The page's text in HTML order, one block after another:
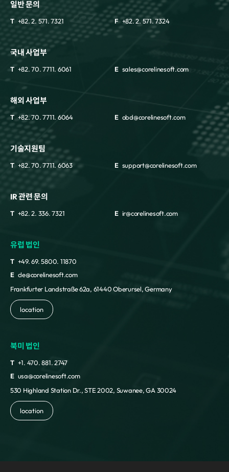
일반 문의
T +82. 2. 571. 7321 F +82. 2. 571. 7324
국내 사업부
T +82. 70. 7711. 6061 E sales@corelinesoft.com
해외 사업부
T +82. 70. 7711. 6064 E obd@corelinesoft.com
기술지원팀
T +82. 70. 7711. 6063 E support@corelinesoft.com
IR 관련 문의
T +82. 2. 336. 7321 E ir@corelinesoft.com
유럽 법인
T +49. 69. 5800. 11870
E cle@corelinesoft.com
Frankfurter Landstraße 62a, 61440 Oberursel, Germany
location
북미 법인
T +1. 470. 881. 2747
E usa@corelinesoft.com
530 Highland Station Dr., STE 2002, Suwanee, GA 30024
location